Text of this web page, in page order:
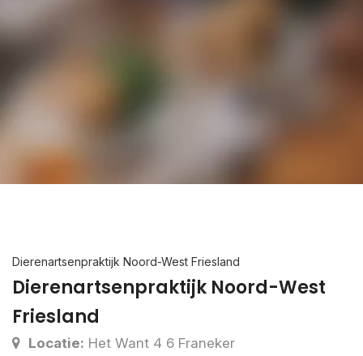
Dierenartsenpraktijk Noord-West Friesland
Dierenartsenpraktijk Noord-West
Friesland
Locatie: Het Want 4 6 Franeker